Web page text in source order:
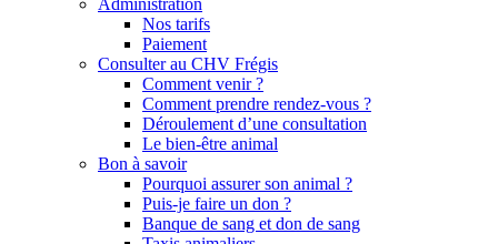
Administration
Nos tarifs
Paiement
Consulter au CHV Frégis
Comment venir ?
Comment prendre rendez-vous ?
Déroulement d’une consultation
Le bien-être animal
Bon à savoir
Pourquoi assurer son animal ?
Puis-je faire un don ?
Banque de sang et don de sang